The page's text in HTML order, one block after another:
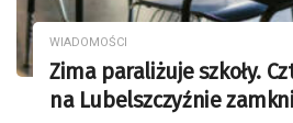
WIADOMOŚCI
Zima paraliżuje szkoły.
na Lubelszczyźnie